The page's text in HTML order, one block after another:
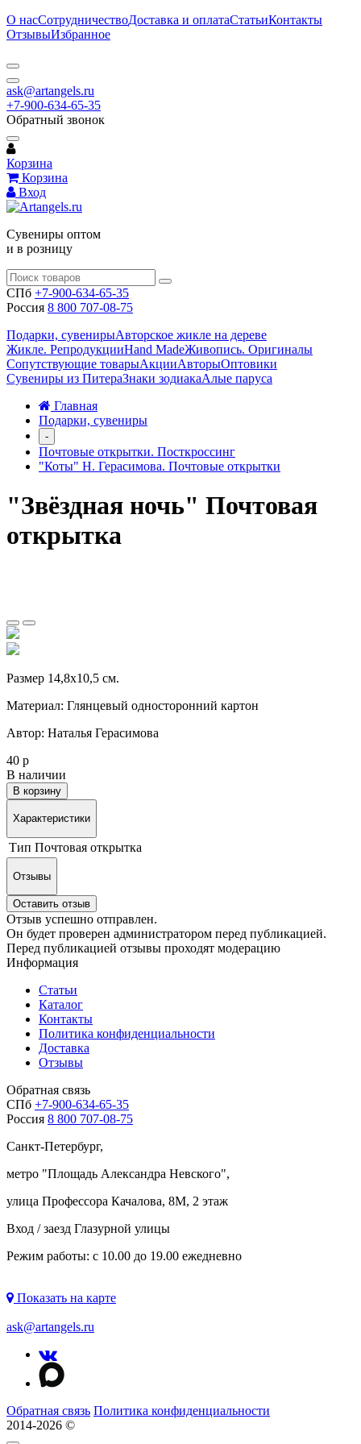
О насСотрудничествоДоставка и оплатаСтатьиКонтакты
ОтзывыИзбранное
ask@artangels.ru
+7-900-634-65-35
Обратный звонок
Корзина
Корзина
Вход
Сувениры оптом
и в розницу
СПб +7-900-634-65-35
Россия 8 800 707-08-75
Подарки, сувенирыАвторское жикле на дереве
Жикле. РепродукцииHand MadeЖивопись. Оригиналы
Сопутствующие товарыАкцииАвторыОптовики
Сувениры из ПитераЗнаки зодиакаАлые паруса
Главная
Подарки, сувениры
-
Почтовые открытки. Посткроссинг
"Коты" Н. Герасимова. Почтовые открытки
"Звёздная ночь" Почтовая
открытка
Размер 14,8х10,5 см.
Материал: Глянцевый односторонний картон
Автор: Наталья Герасимова
40 р
В наличии
В корзину
Характеристики
Тип Почтовая открытка
Отзывы
Оставить отзыв
Отзыв успешно отправлен.
Он будет проверен администратором перед публикацией.
Перед публикацией отзывы проходят модерацию
Информация
Статьи
Каталог
Контакты
Политика конфиденциальности
Доставка
Отзывы
Обратная связь
СПб +7-900-634-65-35
Россия 8 800 707-08-75
Санкт-Петербург,
метро "Площадь Александра Невского",
улица Профессора Качалова, 8М, 2 этаж
Вход / заезд Глазурной улицы
Режим работы: с 10.00 до 19.00 ежедневно
Показать на карте
ask@artangels.ru
Обратная связь Политика конфиденциальности
2014-2026 ©